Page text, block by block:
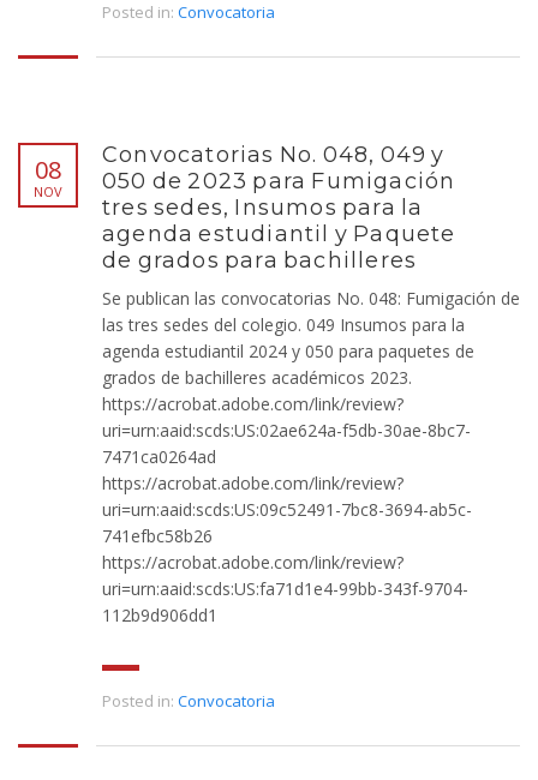
Posted in: Convocatoria
08
NOV
Convocatorias No. 048, 049 y
050 de 2023 para Fumigación
tres sedes, Insumos para la
agenda estudiantil y Paquete
de grados para bachilleres
Se publican las convocatorias No. 048: Fumigación de
las tres sedes del colegio. 049 Insumos para la
agenda estudiantil 2024 y 050 para paquetes de
grados de bachilleres académicos 2023.
https://acrobat.adobe.com/link/review?
uri=urn:aaid:scds:US:02ae624a-f5db-30ae-8bc7-
7471ca0264ad
https://acrobat.adobe.com/link/review?
uri=urn:aaid:scds:US:09c52491-7bc8-3694-ab5c-
741efbc58b26
https://acrobat.adobe.com/link/review?
uri=urn:aaid:scds:US:fa71d1e4-99bb-343f-9704-
112b9d906dd1
Posted in: Convocatoria